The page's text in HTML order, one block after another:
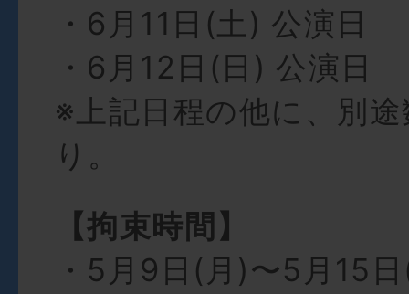
・6⽉11⽇(⼟) 公演⽇
・6⽉12⽇(⽇) 公演⽇
※上記⽇程の他に、別
り。
【拘束時間】
・5⽉9⽇(⽉)〜5⽉15